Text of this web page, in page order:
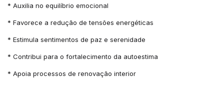
* Auxilia no equilíbrio emocional
* Favorece a redução de tensões energéticas
* Estimula sentimentos de paz e serenidade
* Contribui para o fortalecimento da autoestima
* Apoia processos de renovação interior